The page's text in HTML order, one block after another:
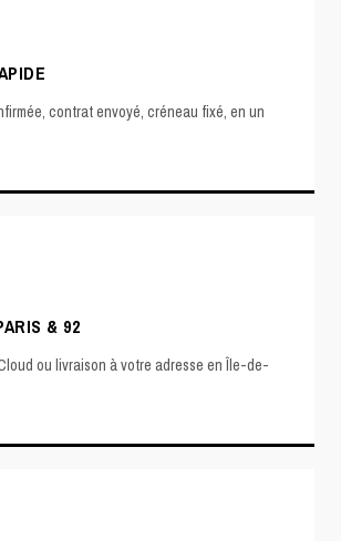
contrat envoyé, créneau fixé, en un
& 92
ou livraison à votre adresse en Île-de-